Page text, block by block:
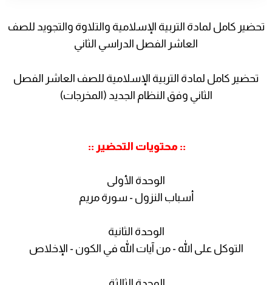
تحضير كامل لمادة التربية الإسلامية والتلاوة والتجويد للصف
العاشر الفصل الدراسي الثاني
تحضير كامل لمادة التربية الإسلامية للصف العاشر الفصل
الثاني وفق النظام الجديد (المخرجات)
:: محتويات التحضير ::
الوحدة الأولى
أسباب النزول - سورة مريم
الوحدة الثانية
التوكل على الله - من آيات الله في الكون - الإخلاص